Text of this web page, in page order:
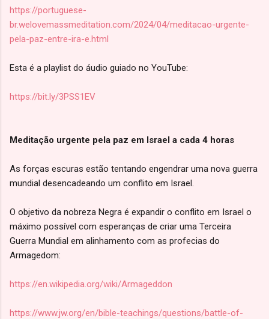
https://portuguese-
br.welovemassmeditation.com/2024/04/meditacao-urgente-
pela-paz-entre-ira-e.html
Esta é a playlist do áudio guiado no YouTube:
https://bit.ly/3PSS1EV
Meditação urgente pela paz em Israel a cada 4 horas
As forças escuras estão tentando engendrar uma nova guerra
mundial desencadeando um conflito em Israel.
O objetivo da nobreza Negra é expandir o conflito em Israel o
máximo possível com esperanças de criar uma Terceira
Guerra Mundial em alinhamento com as profecias do
Armagedom:
https://en.wikipedia.org/wiki/Armageddon
https://www.jw.org/en/bible-teachings/questions/battle-of-